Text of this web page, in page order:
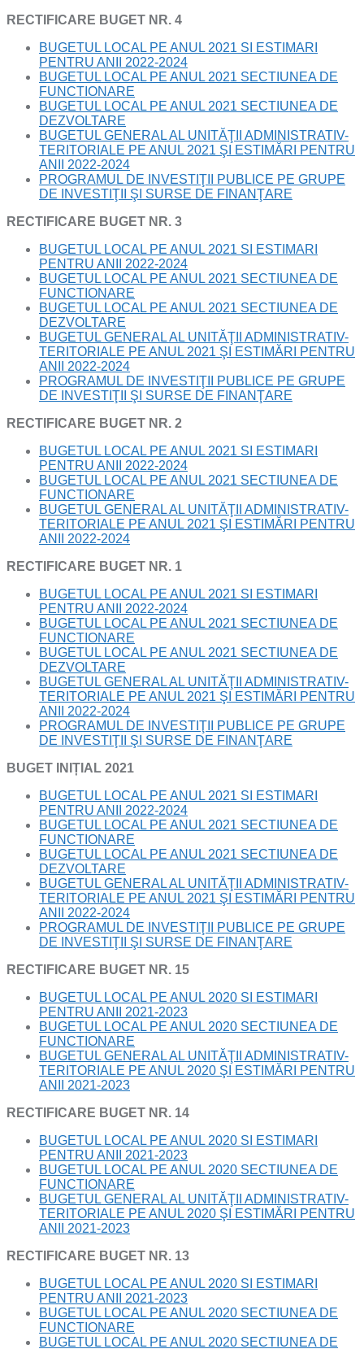
RECTIFICARE BUGET NR. 4
BUGETUL LOCAL PE ANUL 2021 SI ESTIMARI
PENTRU ANII 2022-2024
BUGETUL LOCAL PE ANUL 2021 SECTIUNEA DE
FUNCTIONARE
BUGETUL LOCAL PE ANUL 2021 SECTIUNEA DE
DEZVOLTARE
BUGETUL GENERAL AL UNITĂŢII ADMINISTRATIV-
TERITORIALE PE ANUL 2021 ŞI ESTIMĂRI PENTRU
ANII 2022-2024
PROGRAMUL DE INVESTIŢII PUBLICE PE GRUPE
DE INVESTIŢII ŞI SURSE DE FINANŢARE
RECTIFICARE BUGET NR. 3
BUGETUL LOCAL PE ANUL 2021 SI ESTIMARI
PENTRU ANII 2022-2024
BUGETUL LOCAL PE ANUL 2021 SECTIUNEA DE
FUNCTIONARE
BUGETUL LOCAL PE ANUL 2021 SECTIUNEA DE
DEZVOLTARE
BUGETUL GENERAL AL UNITĂŢII ADMINISTRATIV-
TERITORIALE PE ANUL 2021 ŞI ESTIMĂRI PENTRU
ANII 2022-2024
PROGRAMUL DE INVESTIŢII PUBLICE PE GRUPE
DE INVESTIŢII ŞI SURSE DE FINANŢARE
RECTIFICARE BUGET NR. 2
BUGETUL LOCAL PE ANUL 2021 SI ESTIMARI
PENTRU ANII 2022-2024
BUGETUL LOCAL PE ANUL 2021 SECTIUNEA DE
FUNCTIONARE
BUGETUL GENERAL AL UNITĂŢII ADMINISTRATIV-
TERITORIALE PE ANUL 2021 ŞI ESTIMĂRI PENTRU
ANII 2022-2024
RECTIFICARE BUGET NR. 1
BUGETUL LOCAL PE ANUL 2021 SI ESTIMARI
PENTRU ANII 2022-2024
BUGETUL LOCAL PE ANUL 2021 SECTIUNEA DE
FUNCTIONARE
BUGETUL LOCAL PE ANUL 2021 SECTIUNEA DE
DEZVOLTARE
BUGETUL GENERAL AL UNITĂŢII ADMINISTRATIV-
TERITORIALE PE ANUL 2021 ŞI ESTIMĂRI PENTRU
ANII 2022-2024
PROGRAMUL DE INVESTIŢII PUBLICE PE GRUPE
DE INVESTIŢII ŞI SURSE DE FINANŢARE
BUGET INIȚIAL 2021
BUGETUL LOCAL PE ANUL 2021 SI ESTIMARI
PENTRU ANII 2022-2024
BUGETUL LOCAL PE ANUL 2021 SECTIUNEA DE
FUNCTIONARE
BUGETUL LOCAL PE ANUL 2021 SECTIUNEA DE
DEZVOLTARE
BUGETUL GENERAL AL UNITĂŢII ADMINISTRATIV-
TERITORIALE PE ANUL 2021 ŞI ESTIMĂRI PENTRU
ANII 2022-2024
PROGRAMUL DE INVESTIŢII PUBLICE PE GRUPE
DE INVESTIŢII ŞI SURSE DE FINANŢARE
RECTIFICARE BUGET NR. 15
BUGETUL LOCAL PE ANUL 2020 SI ESTIMARI
PENTRU ANII 2021-2023
BUGETUL LOCAL PE ANUL 2020 SECTIUNEA DE
FUNCTIONARE
BUGETUL GENERAL AL UNITĂŢII ADMINISTRATIV-
TERITORIALE PE ANUL 2020 ŞI ESTIMĂRI PENTRU
ANII 2021-2023
RECTIFICARE BUGET NR. 14
BUGETUL LOCAL PE ANUL 2020 SI ESTIMARI
PENTRU ANII 2021-2023
BUGETUL LOCAL PE ANUL 2020 SECTIUNEA DE
FUNCTIONARE
BUGETUL GENERAL AL UNITĂŢII ADMINISTRATIV-
TERITORIALE PE ANUL 2020 ŞI ESTIMĂRI PENTRU
ANII 2021-2023
RECTIFICARE BUGET NR. 13
BUGETUL LOCAL PE ANUL 2020 SI ESTIMARI
PENTRU ANII 2021-2023
BUGETUL LOCAL PE ANUL 2020 SECTIUNEA DE
FUNCTIONARE
BUGETUL LOCAL PE ANUL 2020 SECTIUNEA DE